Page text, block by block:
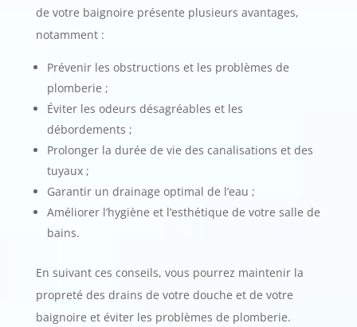
de votre baignoire présente plusieurs avantages,
notamment :
Prévenir les obstructions et les problèmes de
plomberie ;
Éviter les odeurs désagréables et les
débordements ;
Prolonger la durée de vie des canalisations et des
tuyaux ;
Garantir un drainage optimal de l’eau ;
Améliorer l’hygiène et l’esthétique de votre salle de
bains.
En suivant ces conseils, vous pourrez maintenir la
propreté des drains de votre douche et de votre
baignoire et éviter les problèmes de plomberie.